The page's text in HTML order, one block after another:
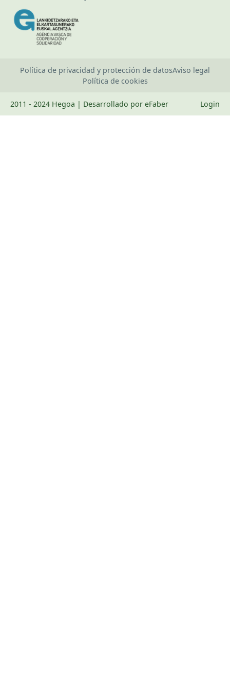
Política de privacidad y protección de datosAviso legal
Política de cookies
2011 - 2024 Hegoa | Desarrollado por eFaber Login